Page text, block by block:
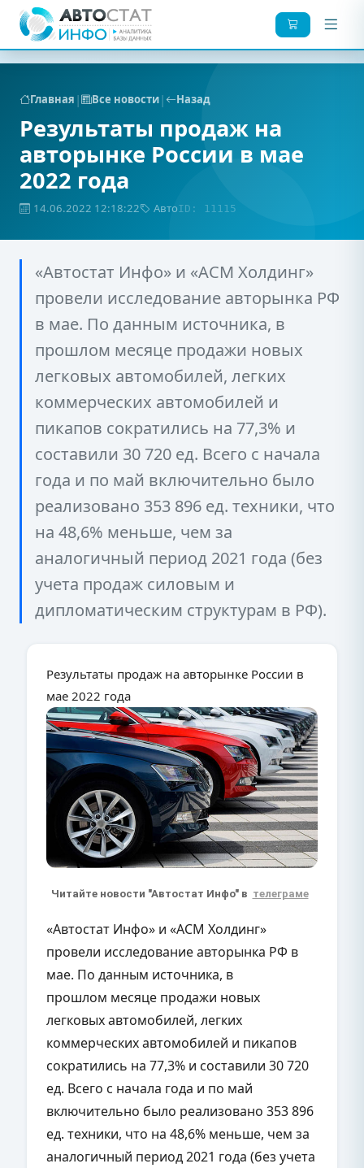
Главная | Все новости| Назад
Результаты продаж на
авторынке России в мае
2022 года
14.06.2022 12:18:22 АвтоID: 11115
«Автостат Инфо» и «АСМ Холдинг»
провели исследование авторынка РФ
в мае. По данным источника, в
прошлом месяце продажи новых
легковых автомобилей, легких
коммерческих автомобилей и
пикапов сократились на 77,3% и
составили 30 720 ед. Всего с начала
года и по май включительно было
реализовано 353 896 ед. техники, что
на 48,6% меньше, чем за
аналогичный период 2021 года (без
учета продаж силовым и
дипломатическим структурам в РФ).
Результаты продаж на авторынке России в
мае 2022 года
Читайте новости "Автостат Инфо" в телеграме
«Автостат Инфо» и «АСМ Холдинг»
провели исследование авторынка РФ в
мае. По данным источника, в
прошлом месяце продажи новых
легковых автомобилей, легких
коммерческих автомобилей и пикапов
сократились на 77,3% и составили 30 720
ед. Всего с начала года и по май
включительно было реализовано 353 896
ед. техники, что на 48,6% меньше, чем за
аналогичный период 2021 года (без учета